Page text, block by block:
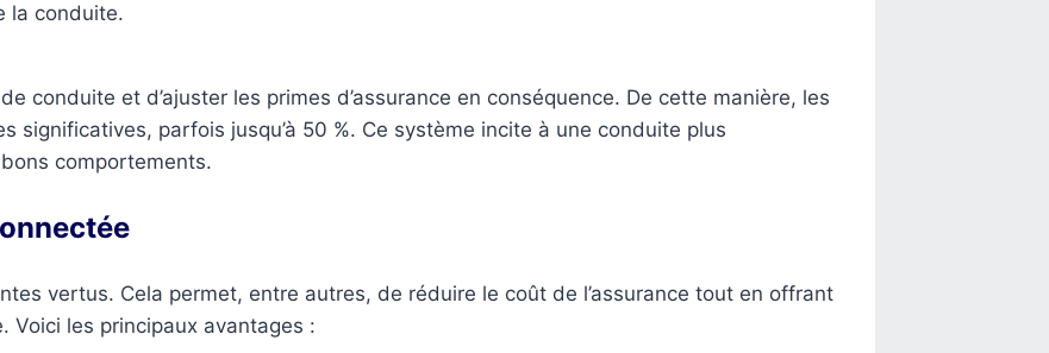
la conduite.
conduite et d’ajuster les primes d’assurance en conséquence. De cette manière, les
significatives, parfois jusqu’à 50 %. Ce système incite à une conduite plus
comportements.
vertus. Cela permet, entre autres, de réduire le coût de l’assurance tout en offrant
Voici les principaux avantages :